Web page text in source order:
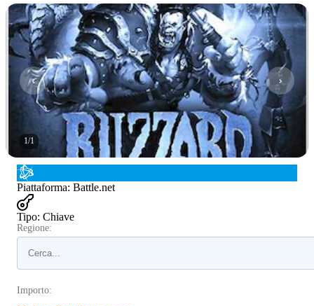
1/1
Piattaforma: Battle.net
Tipo: Chiave
Regione:
Importo: